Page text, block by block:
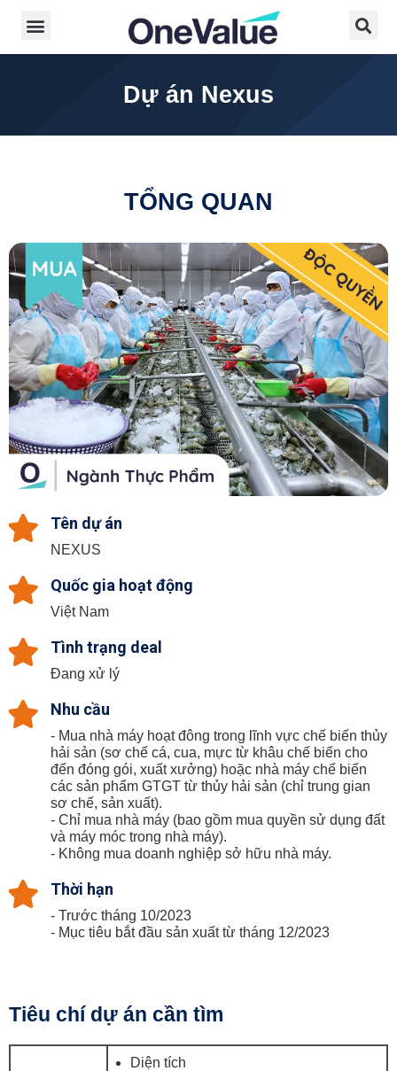
Dự án Nexus
TỔNG QUAN
Tên dự án
NEXUS
Quốc gia hoạt động
Việt Nam
Tình trạng deal
Đang xử lý
Nhu cầu
- Mua nhà máy hoạt đông trong lĩnh vực chế biến thủy
hải sản (sơ chế cá, cua, mực từ khâu chế biến cho
đến đóng gói, xuất xưởng) hoặc nhà máy chế biến
các sản phẩm GTGT từ thủy hải sản (chỉ trung gian
sơ chế, sản xuất).
- Chỉ mua nhà máy (bao gồm mua quyền sử dụng đất
và máy móc trong nhà máy).
- Không mua doanh nghiệp sở hữu nhà máy.
Thời hạn
- Trước tháng 10/2023
- Mục tiêu bắt đầu sản xuất từ tháng 12/2023
Tiêu chí dự án cần tìm
Diện tích